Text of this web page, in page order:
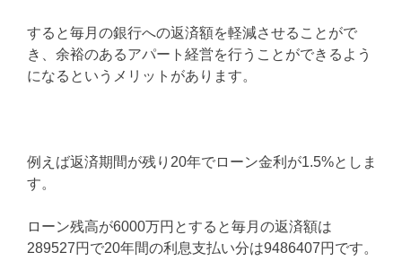
すると毎月の銀行への返済額を軽減させることがで
き、余裕のあるアパート経営を行うことができるよう
になるというメリットがあります。
例えば返済期間が残り20年でローン金利が1.5%としま
す。
ローン残高が6000万円とすると毎月の返済額は
289527円で20年間の利息支払い分は9486407円です。